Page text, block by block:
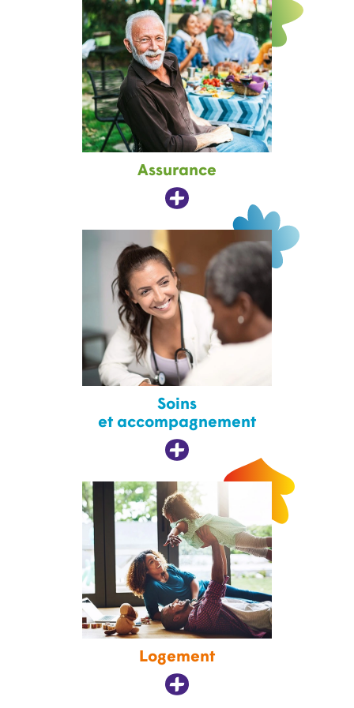
Assurance
Soins
et accompagnement
Logement